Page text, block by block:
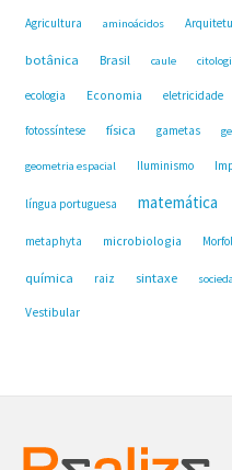
Agricultura aminoácidos
botânica Brasil caule
ecologia Economia eletricidade
fotossíntese física gametas
geometria espacial Iluminismo
língua portuguesa matemática
metaphyta microbiologia
química raiz sintaxe
Vestibular